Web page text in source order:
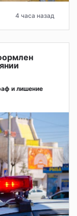
4 часа назад
и лишение